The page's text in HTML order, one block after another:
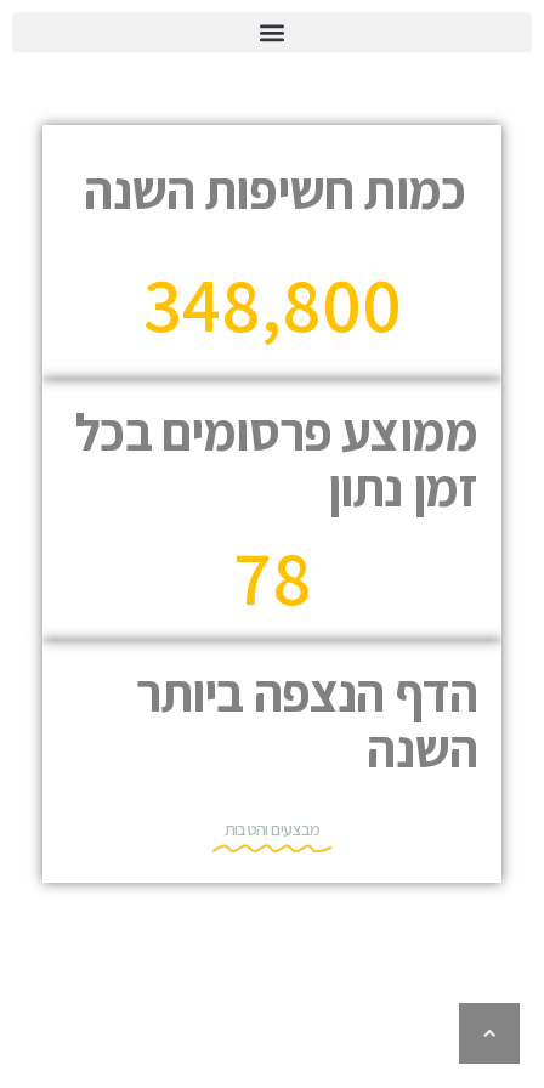
כמות חשיפות השנה
348,800
ממוצע פרסומים בכל
זמן נתון
78
הדף הנצפה ביותר
השנה
מבצעים והטבות
גלילה